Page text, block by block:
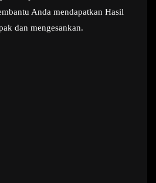
Anda mendapatkan Hasil
dan mengesankan.